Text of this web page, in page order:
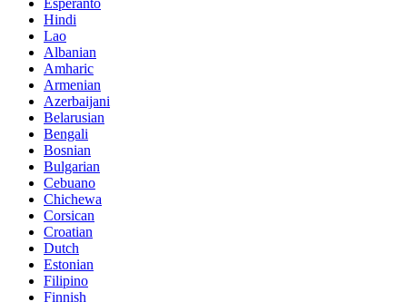
Esperanto
Hindi
Lao
Albanian
Amharic
Armenian
Azerbaijani
Belarusian
Bengali
Bosnian
Bulgarian
Cebuano
Chichewa
Corsican
Croatian
Dutch
Estonian
Filipino
Finnish